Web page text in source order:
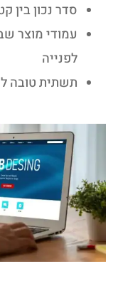
סדר נכון בין
עמודי מוצר
לפנייה
תשתית טובה